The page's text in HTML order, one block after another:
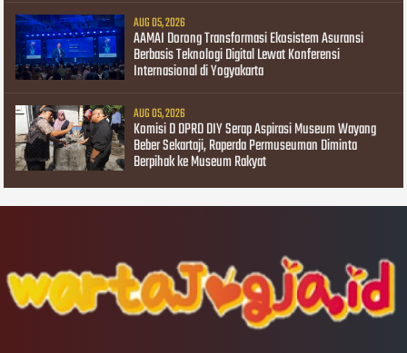
AUG 05, 2026
AAMAI Dorong Transformasi Ekosistem Asuransi
Berbasis Teknologi Digital Lewat Konferensi
Internasional di Yogyakarta
AUG 05, 2026
Komisi D DPRD DIY Serap Aspirasi Museum Wayang
Beber Sekartaji, Raperda Permuseuman Diminta
Berpihak ke Museum Rakyat